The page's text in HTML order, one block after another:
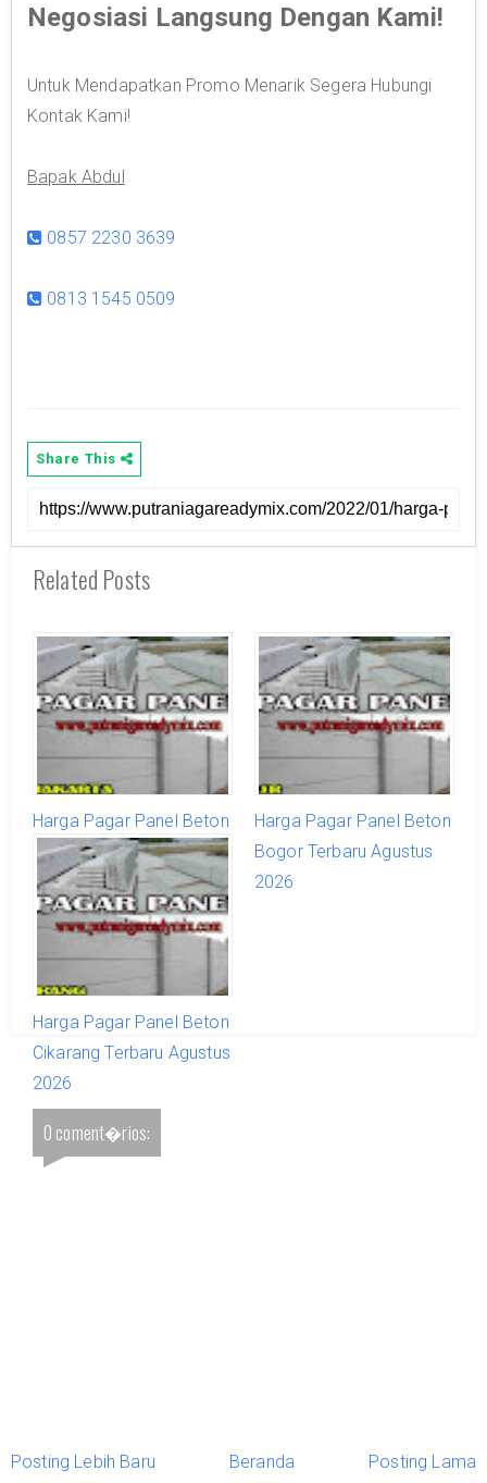
Negosiasi Langsung Dengan Kami!
Untuk Mendapatkan Promo Menarik Segera Hubungi
Kontak Kami!
Bapak Abdul
0857 2230 3639
0813 1545 0509
Share This
Related Posts
Harga Pagar Panel Beton
Jakarta Murah Terbaru
Agustus 2026
Harga Pagar Panel Beton
Bogor Terbaru Agustus
2026
Harga Pagar Panel Beton
Cikarang Terbaru Agustus
2026
0 coment�rios:
Posting Lebih Baru Beranda Posting Lama